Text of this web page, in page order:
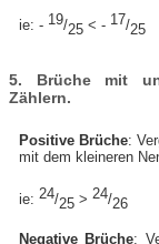
ie: - 19/25 < - 17/25
5. Brüche mit
Zählern.
Positive Brüche:
mit dem kleineren
ie:24/25 >24/26
Negative Brüche: